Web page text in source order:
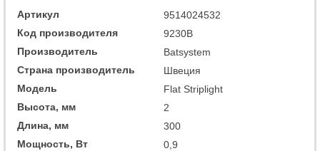
Артикул
9514024532
Код производителя
9230B
Производитель
Batsystem
Страна производитель
Швеция
Модель
Flat Striplight
Высота, мм
2
Длина, мм
300
Мощность, Вт
0,9